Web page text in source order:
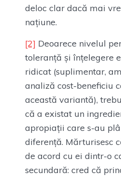
deloc clar dacă mai
națiune.
[2] Deoarece nivelul
toleranță și înțelegere
ridicat (suplimentar,
analiză cost-beneficiu
această variantă),
că a existat un
apropiații care s-au
diferență. Mărturisesc
de acord cu ei dintr-o
secundară: cred că